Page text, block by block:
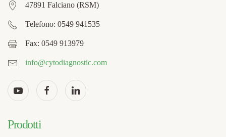
47891 Falciano (RSM)
Telefono: 0549 941535
Fax: 0549 913979
info@cytodiagnostic.com
Prodotti